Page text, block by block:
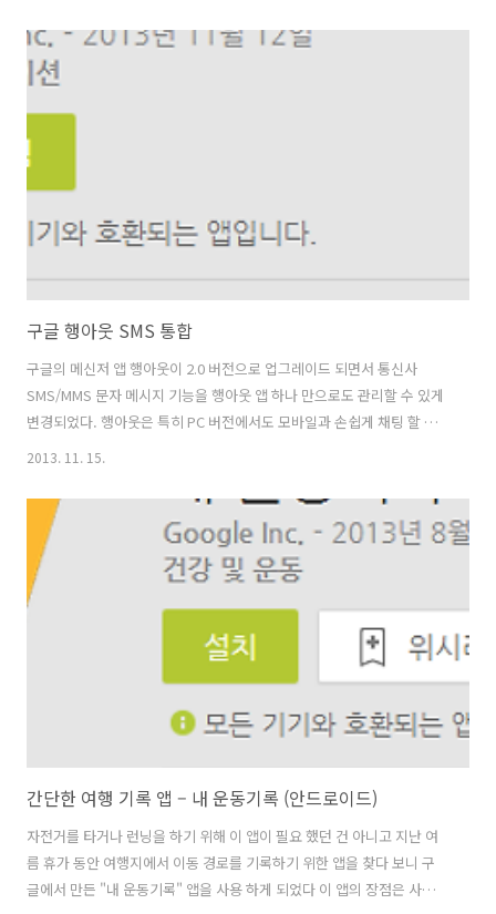
인증이 되는 방식이다. 하지만, 세상 일이 그렇듯이 SMS 문자 수신 방식
에는 몇 가지 제약이 있다. 구글이 보내는 문자가 가끔 늦게 오는 경우가
있어 급하게 인증 받아야 할 경우 멍 때리고 기다려야 할 수도 있다. 폰을
새로 구입해서 SMS 문자를 받을 방법이 없을 때도 있다. SMS 문자 대신
OTP 앱을 실행해서 언제든 원하는 인증 키를 확인하..
구글 행아웃 SMS 통합
구글의 메신저 앱 행아웃이 2.0 버전으로 업그레이드 되면서 통신사
SMS/MMS 문자 메시지 기능을 행아웃 앱 하나 만으로도 관리할 수 있게
변경되었다. 행아웃은 특히 PC 버전에서도 모바일과 손쉽게 채팅 할 수
있고 화상 통화도 가능해서 주로 PC 앞에서 생활하는 사람들에게 상당히
서도 실시간 채팅 수신, 발신도 가능 PC 에서 일반 채팅 뿐 아니라 화상
채팅도 가능 - 플러그 인을 설치해야 하지만 무거운 별도 프로그램 설치
없이 간단한 플러그인 설치만으로도 가능하다는 게 큰 장점 구글+ 계정
과 연동 되어 구글+ 주소록 등록 사용자와 편하게 채팅 가능 하지만 아쉽
게도 주변 사람들 중 구글 행아웃을 이용하는 사람이 없어서 혼자서 채
2013. 11. 15.
간단한 여행 기록 앱 – 내 운동기록 (안드로이드)
자전거를 타거나 런닝을 하기 위해 이 앱이 필요 했던 건 아니고 지난 여
름 휴가 동안 여행지에서 이동 경로를 기록하기 위한 앱을 찾다 보니 구
글에서 만든 "내 운동기록" 앱을 사용 하게 되었다 이 앱의 장점은 사용